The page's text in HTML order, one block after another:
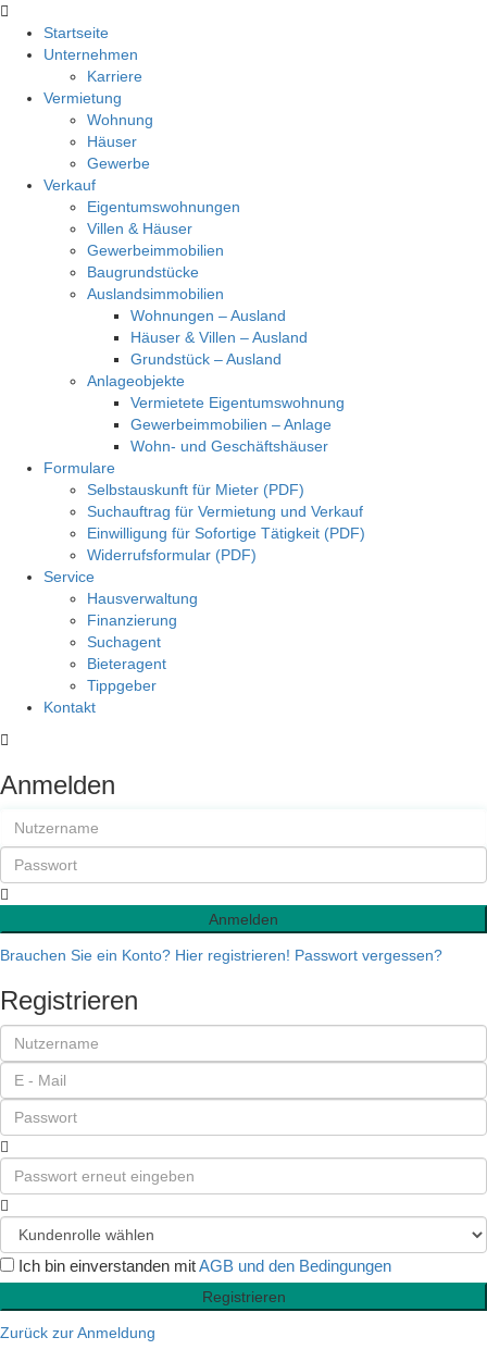
Startseite
Unternehmen
Karriere
Vermietung
Wohnung
Häuser
Gewerbe
Verkauf
Eigentumswohnungen
Villen & Häuser
Gewerbeimmobilien
Baugrundstücke
Auslandsimmobilien
Wohnungen – Ausland
Häuser & Villen – Ausland
Grundstück – Ausland
Anlageobjekte
Vermietete Eigentumswohnung
Gewerbeimmobilien – Anlage
Wohn- und Geschäftshäuser
Formulare
Selbstauskunft für Mieter (PDF)
Suchauftrag für Vermietung und Verkauf
Einwilligung für Sofortige Tätigkeit (PDF)
Widerrufsformular (PDF)
Service
Hausverwaltung
Finanzierung
Suchagent
Bieteragent
Tippgeber
Kontakt
Anmelden
Anmelden
Brauchen Sie ein Konto? Hier registrieren! Passwort vergessen?
Registrieren
Ich bin einverstanden mitAGB und den Bedingungen
Registrieren
Zurück zur Anmeldung